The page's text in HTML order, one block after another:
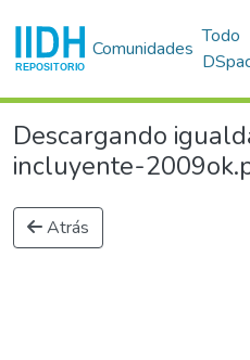
Comunidades
Todo
Descargando
incluyente-
Atrás